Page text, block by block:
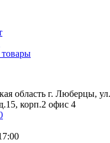
область г. Люберцы, ул.
корп.2 офис 4